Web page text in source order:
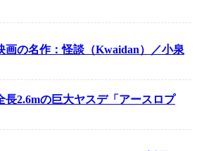
画の名作：怪談（Kwaidan）／小泉
長2.6mの巨大ヤスデ「アースロプ